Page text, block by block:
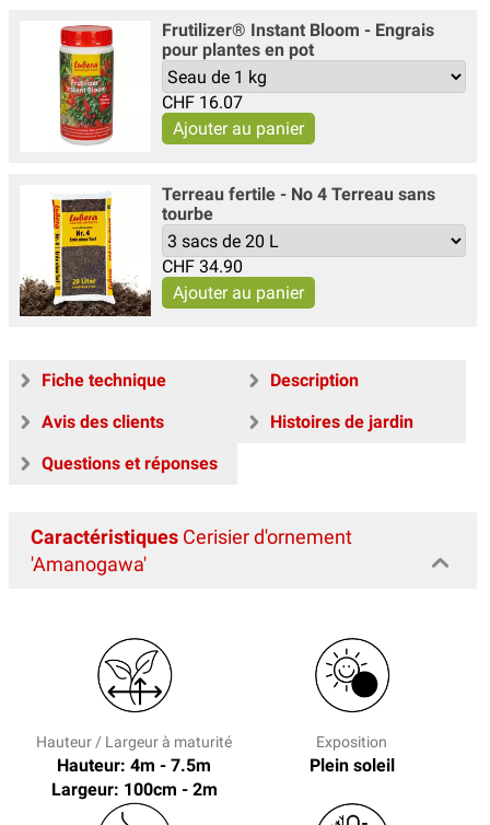
Frutilizer® Instant Bloom - Engrais
pour plantes en pot
CHF 16.07
Terreau fertile - No 4 Terreau sans
tourbe
CHF 34.90
Fiche technique
Description
Avis des clients
Histoires de jardin
Questions et réponses
Caractéristiques Cerisier d'ornement
'Amanogawa'
Hauteur / Largeur à maturité
Hauteur: 4m - 7.5m
Largeur: 100cm - 2m
Exposition
Plein soleil